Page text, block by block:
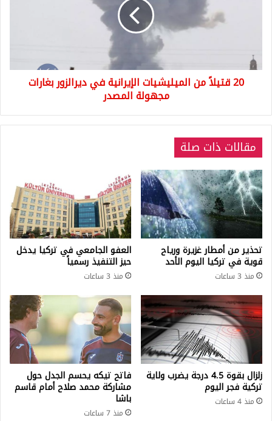
بغارات
مجهولة
المصدر
20 قتيلاً من الميليشيات الإيرانية في ديرالزور بغارات
مجهولة المصدر
مقالات ذات صلة
تحذير من أمطار غزيرة ورياح
قوية في تركيا اليوم الأحد
منذ 3 ساعات
العفو الجامعي في تركيا يدخل
حيز التنفيذ رسمياً
منذ 3 ساعات
زلزال بقوة 4.5 درجة يضرب ولاية
تركية فجر اليوم
منذ 4 ساعات
فاتح تيكه يحسم الجدل حول
مشاركة محمد صلاح أمام قاسم
باشا
منذ 7 ساعات